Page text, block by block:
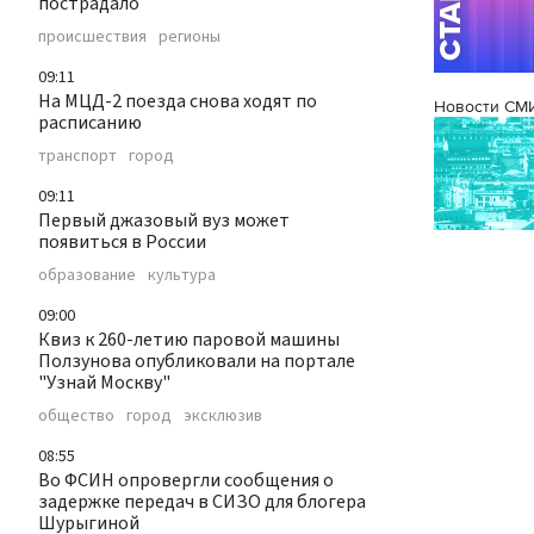
происшествия регионы
09:11
На МЦД-2 поезда снова ходят по
расписанию
транспорт город
09:11
Первый джазовый вуз может
появиться в России
образование культура
09:00
Квиз к 260-летию паровой машины
Ползунова опубликовали на портале
"Узнай Москву"
общество город эксклюзив
08:55
Во ФСИН опровергли сообщения о
задержке передач в СИЗО для блогера
Шурыгиной
Новости